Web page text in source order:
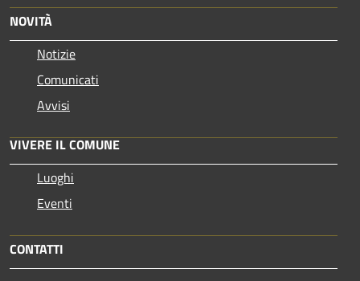
NOVITÀ
Notizie
Comunicati
Avvisi
VIVERE IL COMUNE
Luoghi
Eventi
CONTATTI